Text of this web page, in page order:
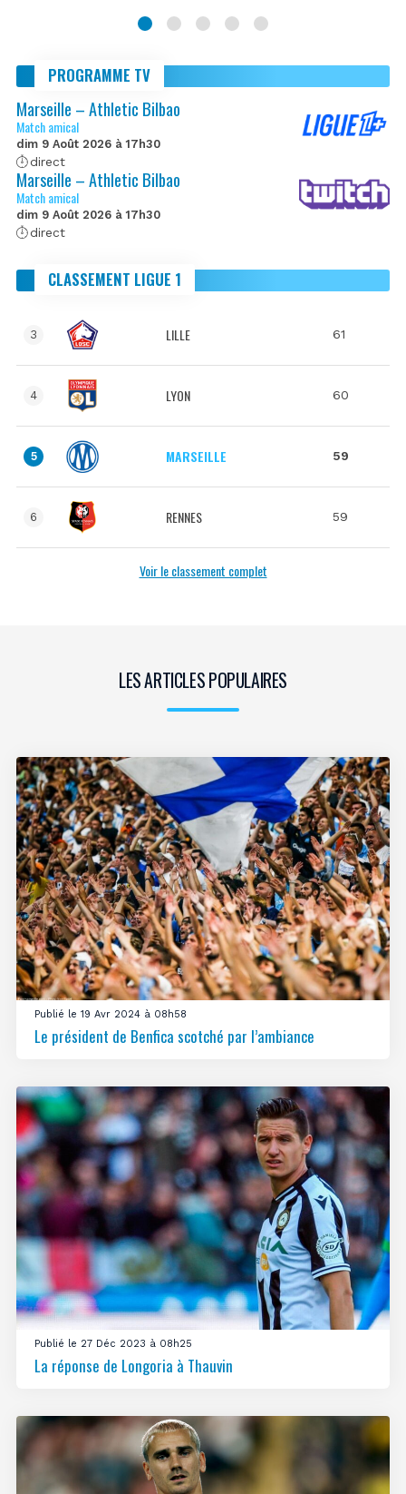
PROGRAMME TV
Marseille – Athletic Bilbao
Match amical
dim 9 Août 2026 à 17h30
direct
Marseille – Athletic Bilbao
Match amical
dim 9 Août 2026 à 17h30
direct
CLASSEMENT LIGUE 1
3 LILLE 61
4 LYON 60
5 MARSEILLE 59
6 RENNES 59
Voir le classement complet
LES ARTICLES POPULAIRES
Publié le 19 Avr 2024 à 08h58
Le président de Benfica scotché par l’ambiance
Publié le 27 Déc 2023 à 08h25
La réponse de Longoria à Thauvin